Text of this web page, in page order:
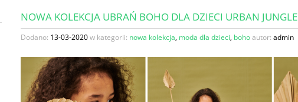
NOWA KOLEKCJA UBRAŃ BOHO DLA DZIECI URBAN JUNGLE
Dodano: 13-03-2020w kategorii: nowa kolekcja, moda dla dzieci, bohoautor: admin